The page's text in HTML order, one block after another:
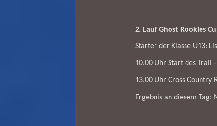
2. Lauf Ghost Rookies
Starter der Klasse U13:
10.00 Uhr Start des Trail
13.00 Uhr Cross Country
Ergebnis an diesem Tag: